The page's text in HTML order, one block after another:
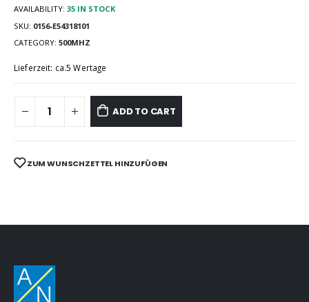
AVAILABILITY: 35 IN STOCK
SKU: 0156-E54318101
CATEGORY: 500MHZ
Lieferzeit: ca.5 Wertage
ADD TO CART
ZUM WUNSCHZETTEL HINZUFÜGEN